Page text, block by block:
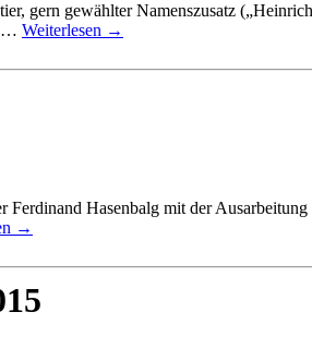
gern gewählter Namenszusatz
… Weiterlesen →
Hasenbalg mit der
→